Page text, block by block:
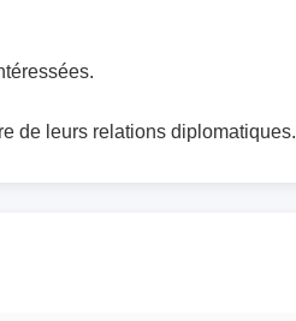
de leurs relations diplomatiques.